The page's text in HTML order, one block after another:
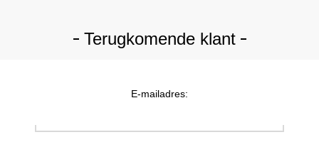
Terugkomende klant
E-mailadres: